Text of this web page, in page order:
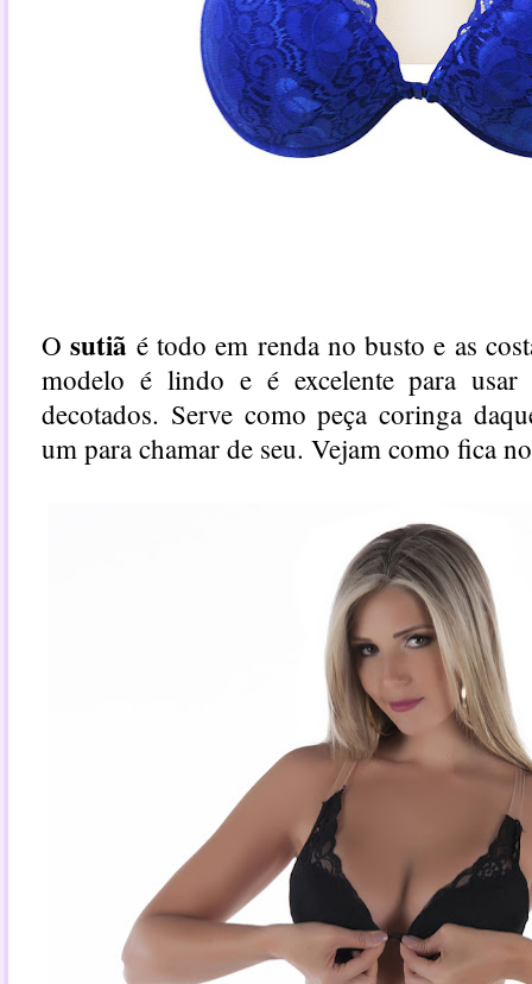
O sutiã é todo em renda no busto e as
modelo é lindo e é excelente para usar
decotados. Serve como peça coringa
um para chamar de seu. Vejam como fica